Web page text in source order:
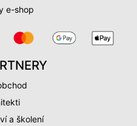
e-shop
a školení